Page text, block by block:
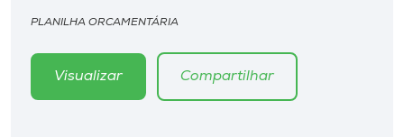
PLANILHA ORCAMENTÁRIA
Visualizar Compartilhar